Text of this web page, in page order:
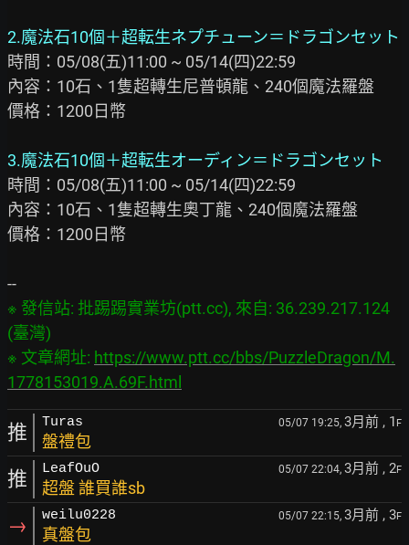
2.魔法石10個＋超転生ネプチューン＝ドラゴンセット
時間：05/08(五)11:00 ~ 05/14(四)22:59
內容：10石、1隻超轉生尼普頓龍、240個魔法羅盤
價格：1200日幣
3.魔法石10個＋超転生オーディン＝ドラゴンセット
時間：05/08(五)11:00 ~ 05/14(四)22:59
內容：10石、1隻超轉生奧丁龍、240個魔法羅盤
價格：1200日幣
※ 發信站: 批踢踢實業坊(ptt.cc), 來自: 36.239.217.124
(臺灣)
※ 文章網址: https://www.ptt.cc/bbs/PuzzleDragon/M.
1778153019.A.69F.html
推 Turas 05/07 19:25, 3月前 , 1 F
盤禮包
推 LeafOuO 05/07 22:04, 3月前 , 2F
超盤 誰買誰sb
→ weilu0228 05/07 22:15, 3月前 , 3F
真盤包